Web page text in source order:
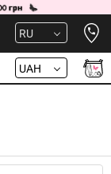
RU
UAH